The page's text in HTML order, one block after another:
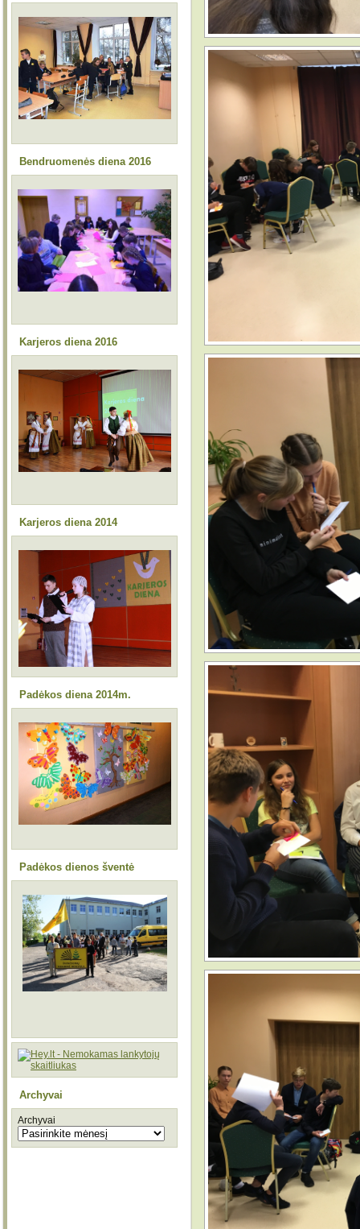
Bendruomenės diena 2016
Karjeros diena 2016
Karjeros diena 2014
Padėkos diena 2014m.
Padėkos dienos šventė
Archyvai
Archyvai